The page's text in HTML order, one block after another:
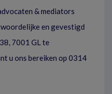
& mediators
en gevestigd
7001 GL te
u ons bereiken op 0314